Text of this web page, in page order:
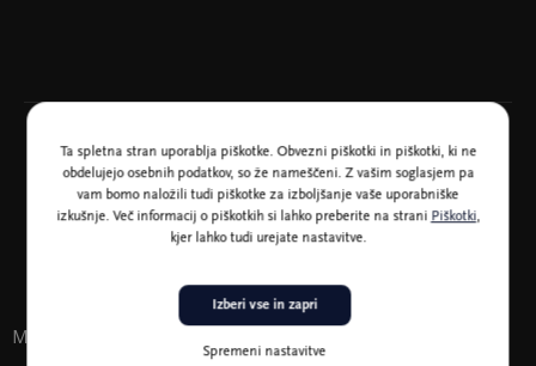
Glavni pokrovitelj Zlatega abonmaja: Mercator, d.d.
Morda vas zanima tudi
Ta spletna stran uporablja piškotke. Obvezni piškotki in piškotki, ki ne
obdelujejo osebnih podatkov, so že nameščeni. Z vašim soglasjem pa
vam bomo naložili tudi piškotke za izboljšanje vaše uporabniške
izkušnje. Več informacij o piškotkih si lahko preberite na strani Piškotki,
kjer lahko tudi urejate nastavitve.
Spremeni nastavitve
Izberi vse in zapri